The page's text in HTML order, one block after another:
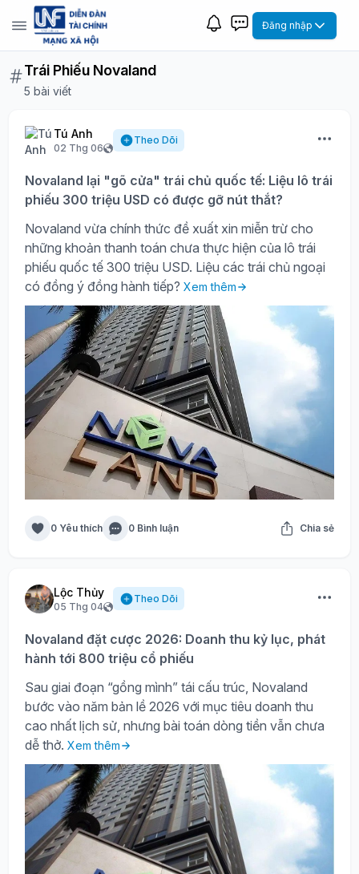
Đăng nhập
Trái Phiếu Novaland
5 bài viết
Tú Anh
02 Thg 06
Theo Dõi
Novaland lại "gõ cửa" trái chủ quốc tế: Liệu lô trái
phiếu 300 triệu USD có được gỡ nút thắt?
Novaland vừa chính thức đề xuất xin miễn trừ cho
những khoản thanh toán chưa thực hiện của lô trái
phiếu quốc tế 300 triệu USD. Liệu các trái chủ ngoại
có đồng ý đồng hành tiếp? Xem thêm
0 Yêu thích 0 Bình luận Chia sẻ
Lộc Thủy
05 Thg 04
Theo Dõi
Novaland đặt cược 2026: Doanh thu kỷ lục, phát
hành tới 800 triệu cổ phiếu
Sau giai đoạn “gồng mình” tái cấu trúc, Novaland
bước vào năm bản lề 2026 với mục tiêu doanh thu
cao nhất lịch sử, nhưng bài toán dòng tiền vẫn chưa
dễ thở. Xem thêm